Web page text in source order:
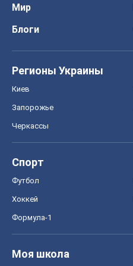
Мир
Блоги
Регионы Украины
Киев
Запорожье
Черкассы
Спорт
Футбол
Хоккей
Формула-1
Моя школа